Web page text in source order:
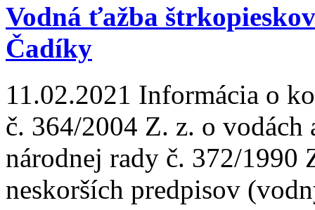
Vodná ťažba
Čadíky
11.02.2021 Informácia o
č. 364/2004 Z. z. o vodách
národnej rady č. 372/1990
neskorších predpisov